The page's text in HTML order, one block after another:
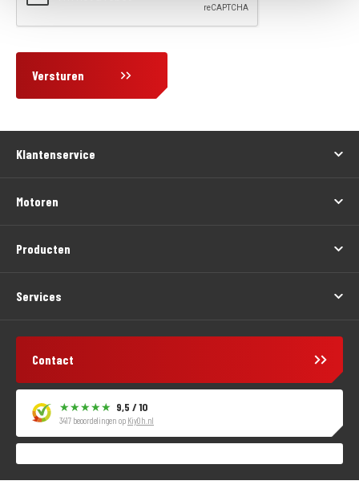
Versturen
Klantenservice
Motoren
Producten
Services
Contact
9,5 / 10
3417 beoordelingen op KiyOh.nl